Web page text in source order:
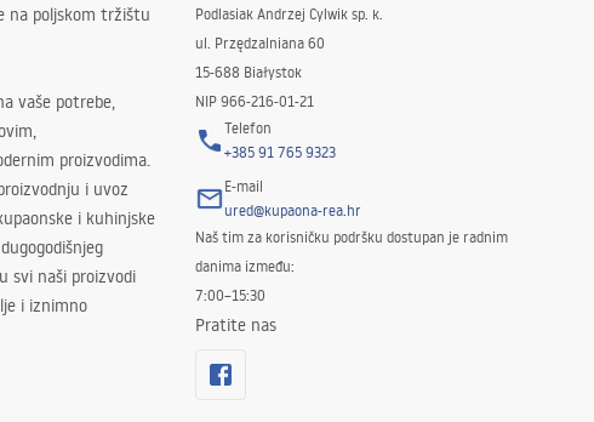
na poljskom tržištu
vaše potrebe,
proizvodima.
i uvoz
i kuhinjske
svi naši proizvodi
i iznimno
Podlasiak Andrzej Cylwik sp. k.
ul. Przędzalniana 60
15-688 Białystok
NIP 966-216-01-21
Telefon
+385 91 765 9323
E-mail
ured@kupaona-rea.hr
Naš tim za korisničku podršku dostupan je radnim
danima između:
7:00–15:30
Pratite nas